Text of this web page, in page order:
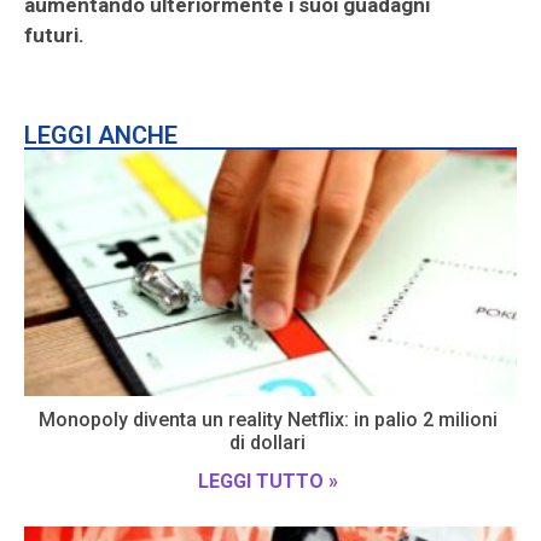
aumentando ulteriormente i suoi guadagni
futuri.
LEGGI ANCHE
Monopoly diventa un reality Netflix: in palio 2 milioni
di dollari
LEGGI TUTTO »